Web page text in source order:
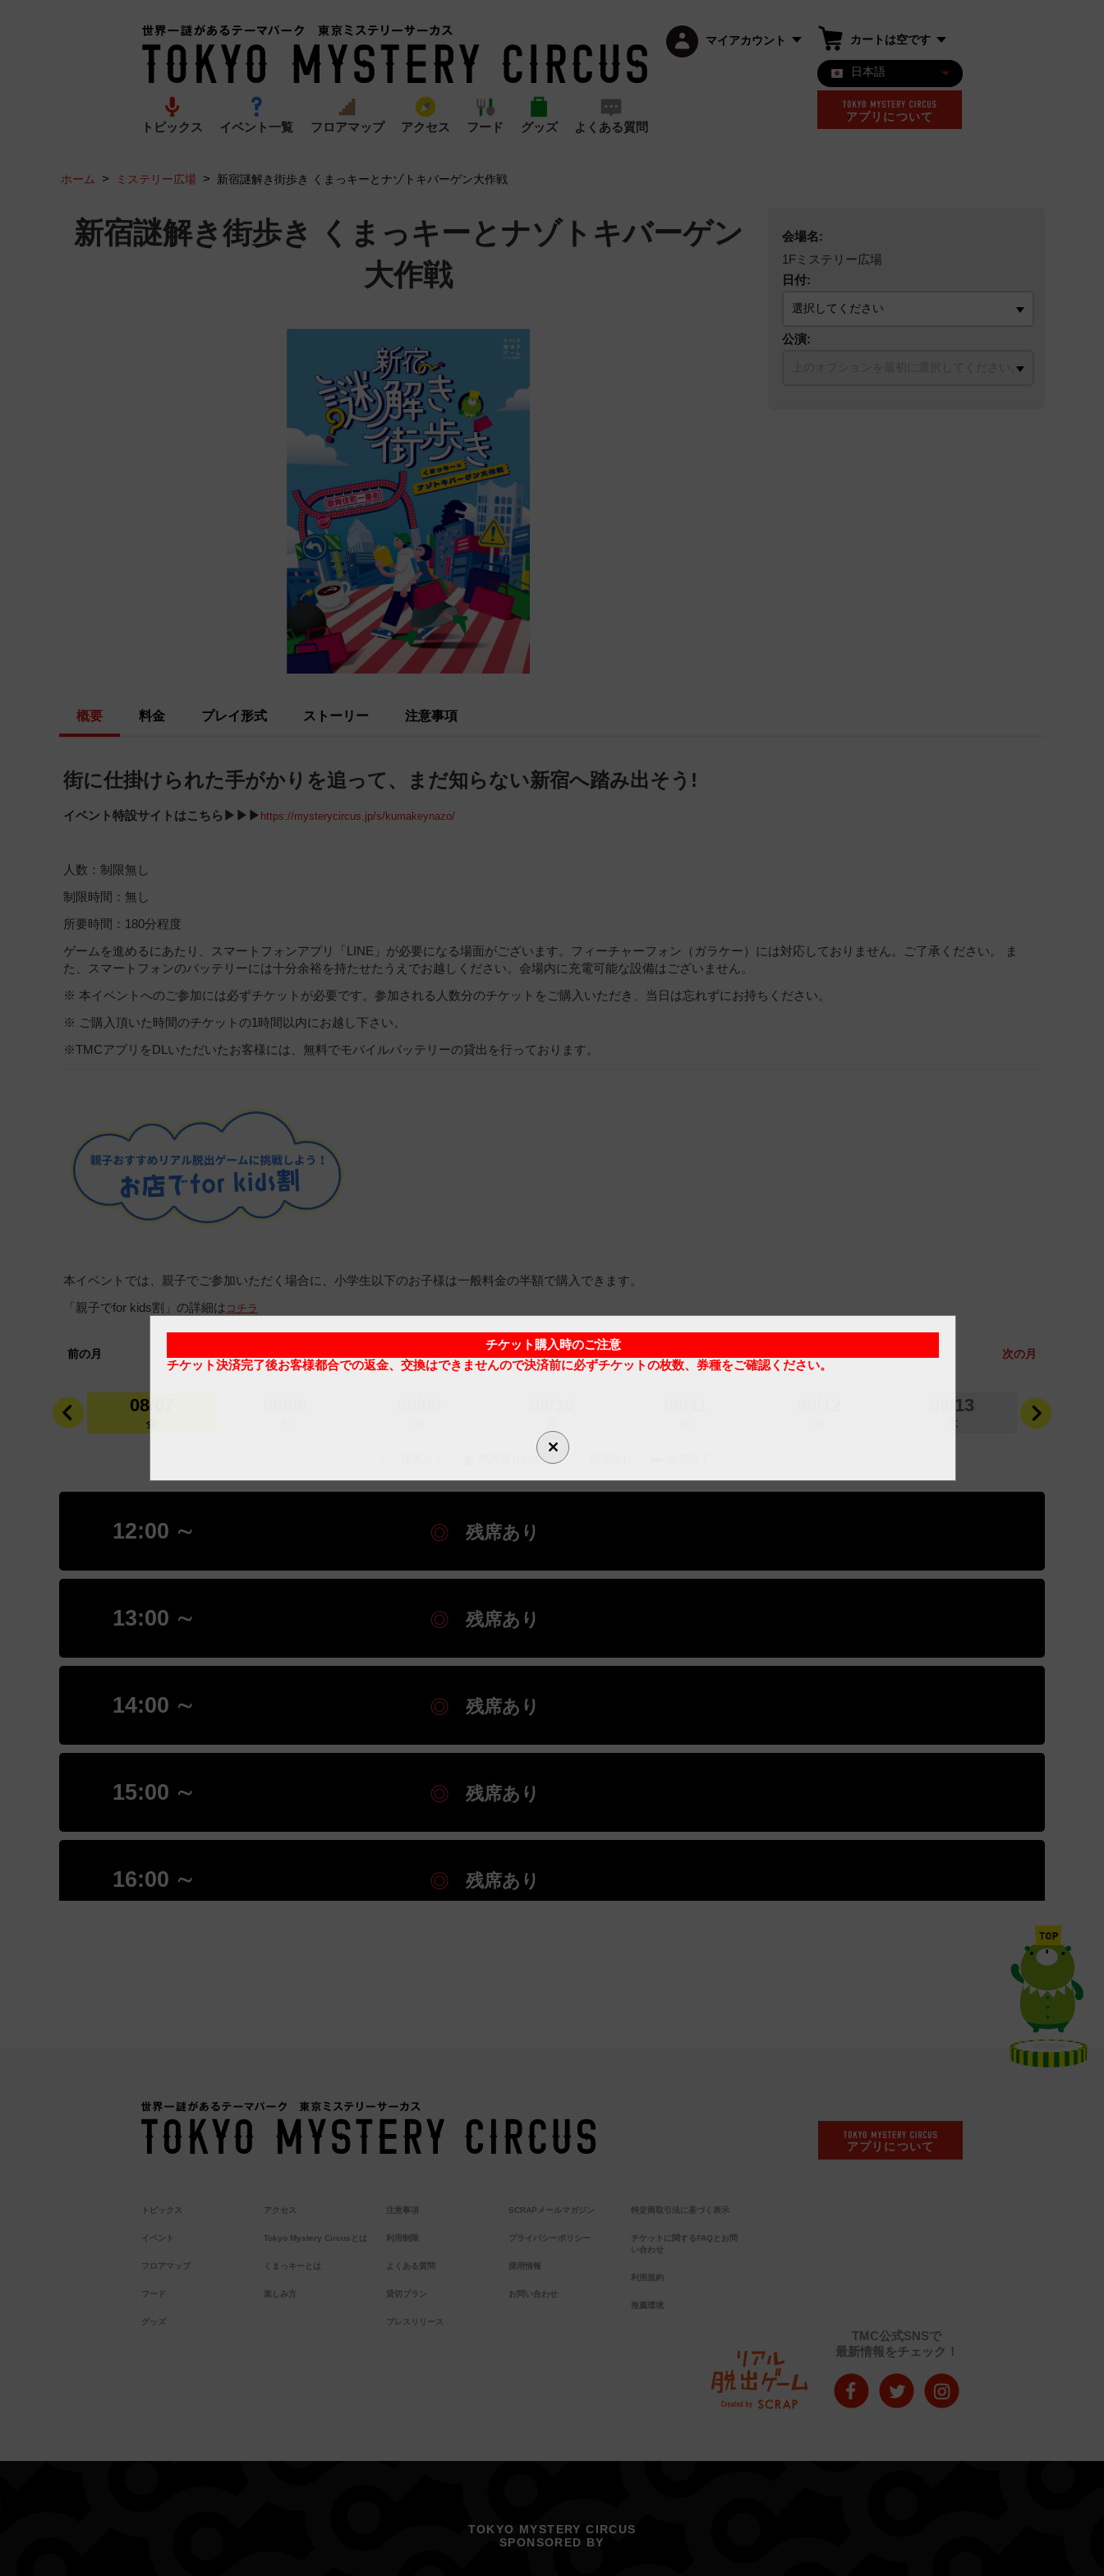
トピックス イベント一覧 フロアマップ アクセス フード グッズ よくある質問
マイアカウント カートは空です
日本語
アプリについて
ホーム > ミステリー広場 > 新宿謎解き街歩き くまっキーとナゾトキバーゲン大作戦
新宿謎解き街歩き くまっキーとナゾトキバーゲン
大作戦
会場名:
1Fミステリー広場
日付:
公演:
概要 料金 プレイ形式 ストーリー 注意事項
街に仕掛けられた手がかりを追って、まだ知らない新宿へ踏み出そう!
イベント特設サイトはこちら▶▶▶ https://mysterycircus.jp/s/kumakeynazo/
人数：制限無し
制限時間：無し
所要時間：180分程度
ゲームを進めるにあたり、スマートフォンアプリ「LINE」が必要になる場面がございます。フィーチャーフォン（ガラケー）には対応しておりません。ご了承ください。 ま
た、スマートフォンのバッテリーには十分余裕を持たせたうえでお越しください。会場内に充電可能な設備はございません。
※ 本イベントへのご参加には必ずチケットが必要です。参加される人数分のチケットをご購入いただき、当日は忘れずにお持ちください。
※ ご購入頂いた時間のチケットの1時間以内にお越し下さい。
※TMCアプリをDLいただいたお客様には、無料でモバイルバッテリーの貸出を行っております。
本イベントでは、親子でご参加いただく場合に、小学生以下のお子様は一般料金の半額で購入できます。
「親子でfor kids割」の詳細は コチラ
チケット購入時のご注意
チケット決済完了後お客様都合での返金、交換はできませんので決済前に必ずチケットの枚数、券種をご確認ください。
前の月 次の月
08/07
金
08/13
木
残席残りわずか
12:00 ∼ 残席あり
13:00 ∼ 残席あり
14:00 ∼ 残席あり
15:00 ∼ 残席あり
16:00 ∼ 残席あり
アプリについて
トピックス
イベント
フロアマップ
フード
グッズ
アクセス
Tokyo Mystery Circusとは
くまっキーとは
楽しみ方
注意事項
利用制限
よくある質問
貸切プラン
プレスリリース
SCRAPメールマガジン
プライバシーポリシー
採用情報
お問い合わせ
特定商取引法に基づく表示
チケットに関するFAQとお問
い合わせ
利用規約
推薦環境
TMC公式SNSで
最新情報をチェック！
TOKYO MYSTERY CIRCUS
SPONSORED BY